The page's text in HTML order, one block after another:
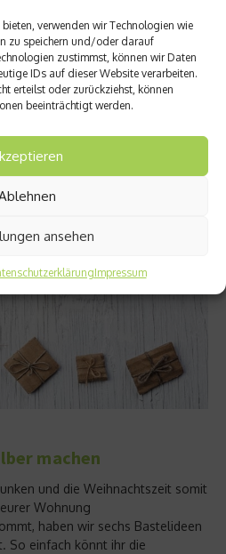
verwenden wir Technologien wie
zu speichern und/oder darauf
zustimmst, können wir Daten
IDs auf dieser Website verarbeiten.
erteilst oder zurückziehst, können
beeinträchtigt werden.
ansehen
Impressum
dekorieren
dekorieren, habt aber
ein paar Tipps für euch
Geschenke weihnachtlich
machen
und die Weihnachtszeit somit
Wohnung
haben wir sechs Bastelideen
So einfach könnt ihr die